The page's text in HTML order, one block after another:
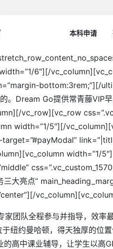
纽约留学中介 | 美国留学 |
本科申请
6″][/
bottom:3rem;”][/
。Dream Go提供常青藤
vc_row][vc_row
width=”1/5″][/
width=”1/
三大亮点”
团队全程参与并指导，效率
纽约曼哈顿，得天独厚的位
高中课业辅导，让学生以高